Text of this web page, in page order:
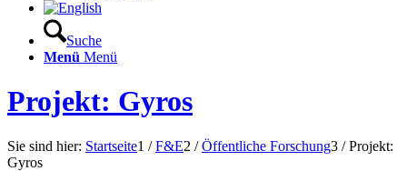
Suche
Menü Menü
Projekt: Gyros
Sie sind hier: Startseite1 / F&E2 / Öffentliche Forschung3 / Projekt:
Gyros